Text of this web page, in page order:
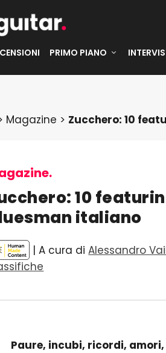
PRIMO PIANO
Magazine > Zucchero: 10
10
italiano
| A cura diAlessandro
Paure, incubi, ricordi,